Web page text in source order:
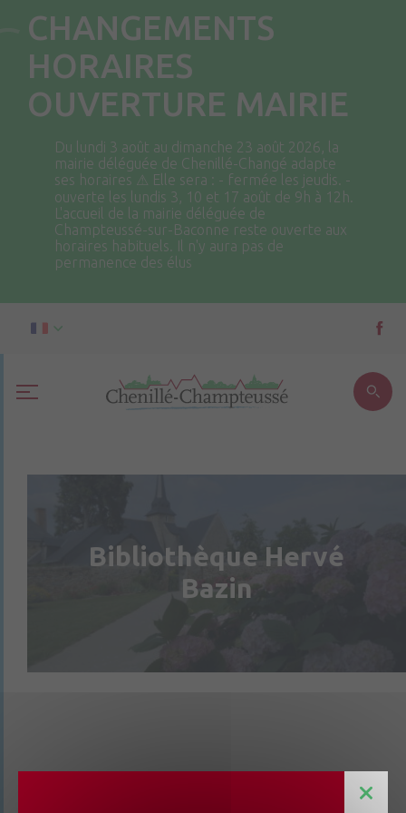
CHANGEMENTS
HORAIRES
OUVERTURE MAIRIE
Du lundi 3 août au dimanche 23 août 2026, la
mairie déléguée de Chenillé-Changé adapte
ses horaires ⚠ Elle sera : - fermée les jeudis. -
ouverte les lundis 3, 10 et 17 août de 9h à 12h.
L'accueil de la mairie déléguée de
Champteussé-sur-Baconne reste ouverte aux
horaires habituels. Il n'y aura pas de
permanence des élus
Bibliothèque Hervé
Bazin